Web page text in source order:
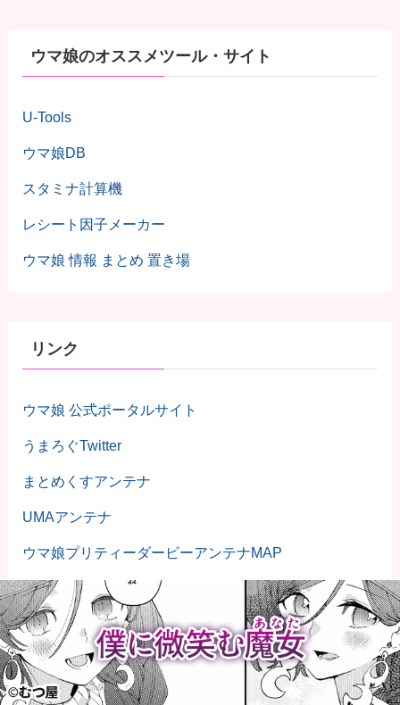
ウマ娘のオススメツール・サイト
U-Tools
ウマ娘DB
スタミナ計算機
レシート因子メーカー
ウマ娘 情報 まとめ 置き場
リンク
ウマ娘 公式ポータルサイト
うまろぐTwitter
まとめくすアンテナ
UMAアンテナ
ウマ娘プリティーダービーアンテナMAP
NEWまとめサイトアンテナ！
The 3rd
ウマ娘リーダー
ウマ娘まとめランキング